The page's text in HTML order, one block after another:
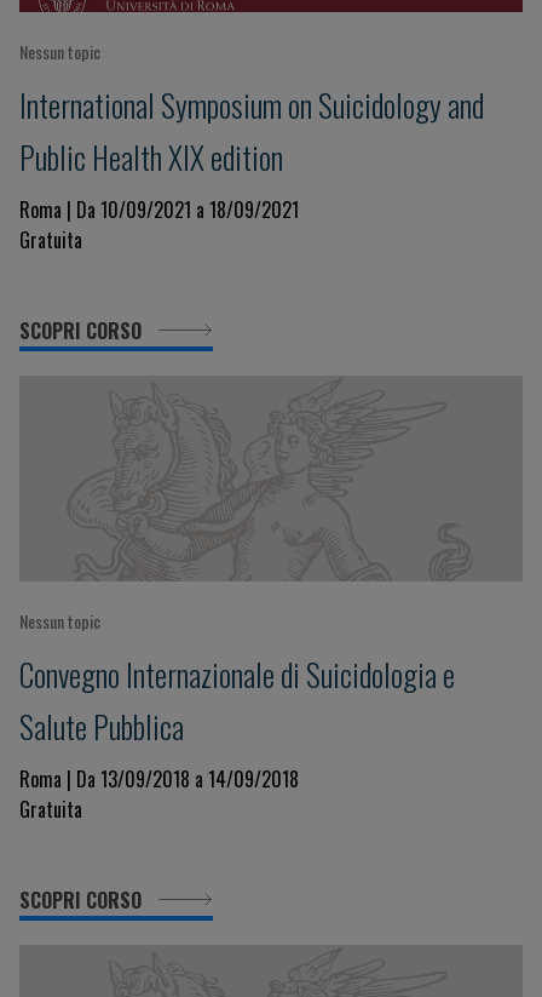
Nessun topic
International Symposium on Suicidology and
Public Health XIX edition
Roma | Da 10/09/2021 a 18/09/2021
Gratuita
SCOPRI CORSO
Nessun topic
Convegno Internazionale di Suicidologia e
Salute Pubblica
Roma | Da 13/09/2018 a 14/09/2018
Gratuita
SCOPRI CORSO